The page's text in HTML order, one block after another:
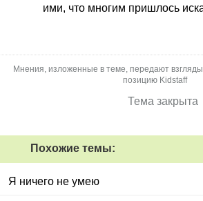
ими, что многим пришлось
Мнения, изложенные в теме, передают
позицию Kidstaff
Тема закрыта
Похожие темы:
Я ничего не умею